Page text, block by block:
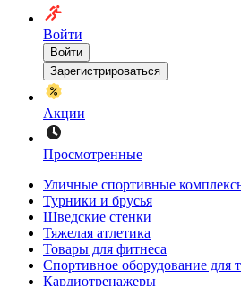
Войти
Войти
Зарегистрироваться
Акции
Просмотренные
Уличные спортивные
Турники и брусья
Шведские стенки
Тяжелая атлетика
Товары для фитнеса
Спортивное оборудование для
Кардиотренажеры